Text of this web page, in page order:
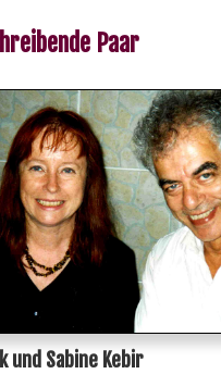
Paar
und Sabine Kebir